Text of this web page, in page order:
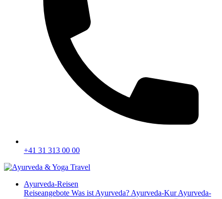
+41 31 313 00 00
Ayurveda-Reisen
Reiseangebote Was ist Ayurveda? Ayurveda-KurAyurveda-